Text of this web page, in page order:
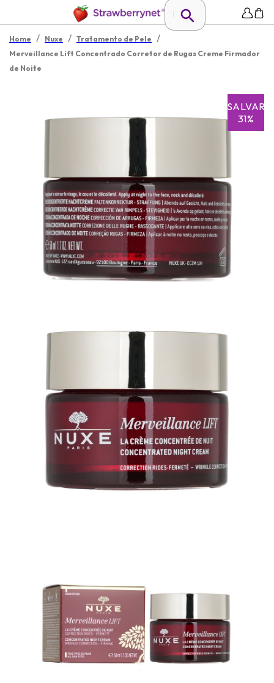
Home / Nuxe / Tratamento de Pele /
Merveillance Lift Concentrado Corretor de Rugas Creme Firmador
de Noite
SALVAR
31%